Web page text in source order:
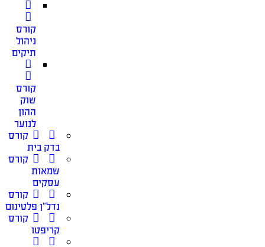
קורס
ניהול
תיקים
קורס
שוק
ההון
לנוער
קורס
בדק בית
קורס
שמאות
עסקים
קורס
נדל”ן פלטינום
קורס
קריפטו